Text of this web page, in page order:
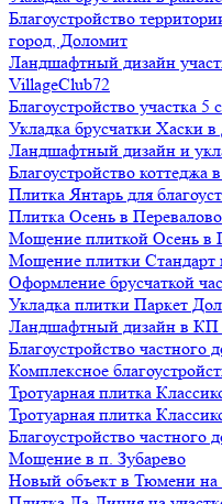
Благоустройство
город, Доломит
Ландшафтный дизайн
VillageClub72
Благоустройство участка
Укладка брусчатки Хаски в
Ландшафтный дизайн и
Благоустройство
Плитка Янтарь для
Плитка Осень в Перевалово
Мощение плиткой Осень в
Мощение плитки Стандарт
Оформление брусчаткой
Укладка плитки Паркет
Ландшафтный дизайн в
Благоустройство частного
Комплексное
Тротуарная плитка
Тротуарная плитка
Благоустройство частного
Мощение в п. Зубарево
Новый объект в Тюмени на